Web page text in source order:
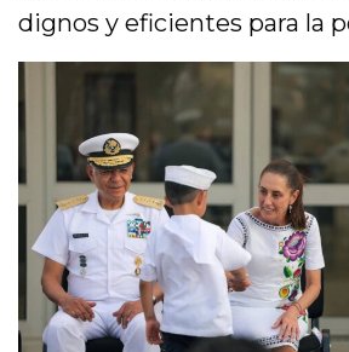
dignos y eficientes para la